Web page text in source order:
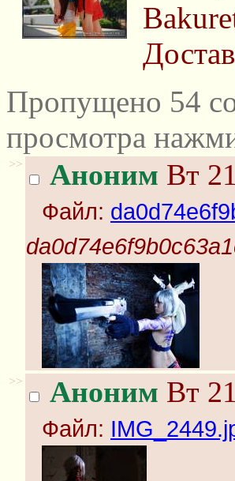
Пропущено 54
просмотра
>> Аноним Вт
Файл:
>> Аноним Вт
Файл: